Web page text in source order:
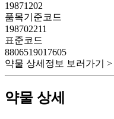
19871202
품목기준코드
198702211
표준코드
8806519017605
약물 상세정보 보러가기 >
약물 상세